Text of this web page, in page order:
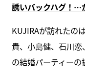
誘いバックハグ！…
KUJIRAが訪れたの
貴、小島健、石川
の結婚パーティーの